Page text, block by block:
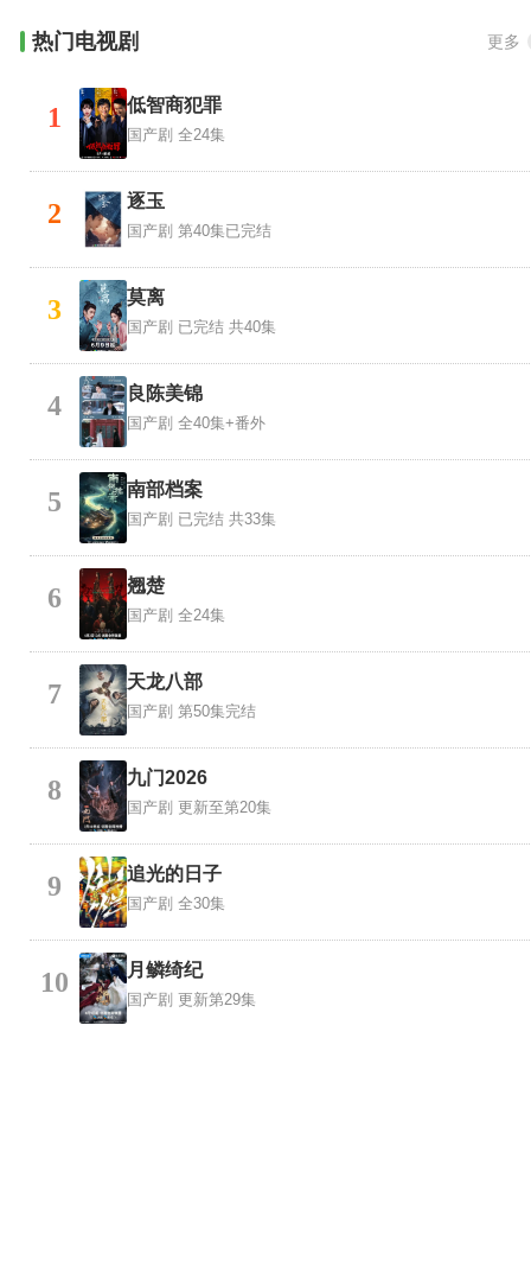
热门电视剧 更多
1 低智商犯罪
国产剧 全24集
2 逐玉
国产剧 第40集已完结
3 莫离
国产剧 已完结 共40集
4 良陈美锦
国产剧 全40集+番外
5 南部档案
国产剧 已完结 共33集
6 翘楚
国产剧 全24集
7 天龙八部
国产剧 第50集完结
8 九门2026
国产剧 更新至第20集
9 追光的日子
国产剧 全30集
10 月鳞绮纪
国产剧 更新第29集